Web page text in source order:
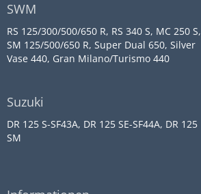
SWM
RS 125/300/500/650 R, RS 340 S, MC 250 S,
SM 125/500/650 R, Super Dual 650, Silver
Vase 440, Gran Milano/Turismo 440
Suzuki
DR 125 S-SF43A, DR 125 SE-SF44A, DR 125
SM